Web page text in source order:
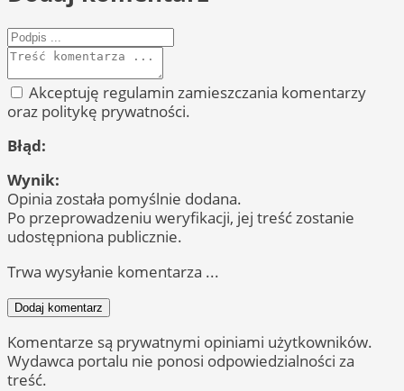
Akceptuję regulamin zamieszczania komentarzy
oraz politykę prywatności.
Błąd:
Wynik:
Opinia została pomyślnie dodana.
Po przeprowadzeniu weryfikacji, jej treść zostanie
udostępniona publicznie.
Trwa wysyłanie komentarza ...
Dodaj komentarz
Komentarze są prywatnymi opiniami użytkowników.
Wydawca portalu nie ponosi odpowiedzialności za
treść.